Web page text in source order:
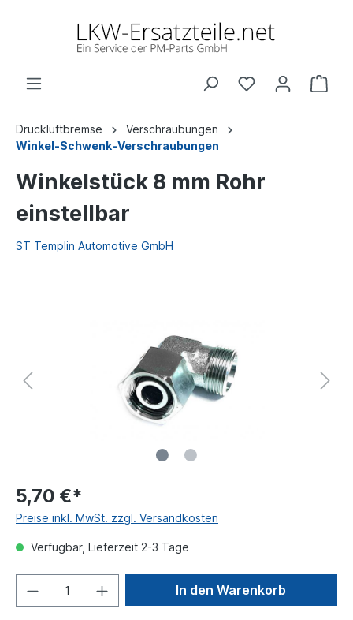
Druckluftbremse
Verschraubungen
Winkel-Schwenk-Verschraubungen
Winkelstück 8 mm Rohr
einstellbar
ST Templin Automotive GmbH
5,70 €*
Preise inkl. MwSt. zzgl. Versandkosten
Verfügbar, Lieferzeit 2-3 Tage
In den Warenkorb